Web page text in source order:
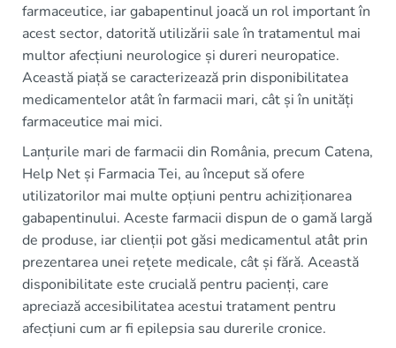
farmaceutice, iar gabapentinul joacă un rol important în
acest sector, datorită utilizării sale în tratamentul mai
multor afecțiuni neurologice și dureri neuropatice.
Această piață se caracterizează prin disponibilitatea
medicamentelor atât în farmacii mari, cât și în unități
farmaceutice mai mici.
Lanțurile mari de farmacii din România, precum Catena,
Help Net și Farmacia Tei, au început să ofere
utilizatorilor mai multe opțiuni pentru achiziționarea
gabapentinului. Aceste farmacii dispun de o gamă largă
de produse, iar clienții pot găsi medicamentul atât prin
prezentarea unei rețete medicale, cât și fără. Această
disponibilitate este crucială pentru pacienți, care
apreciază accesibilitatea acestui tratament pentru
afecțiuni cum ar fi epilepsia sau durerile cronice.